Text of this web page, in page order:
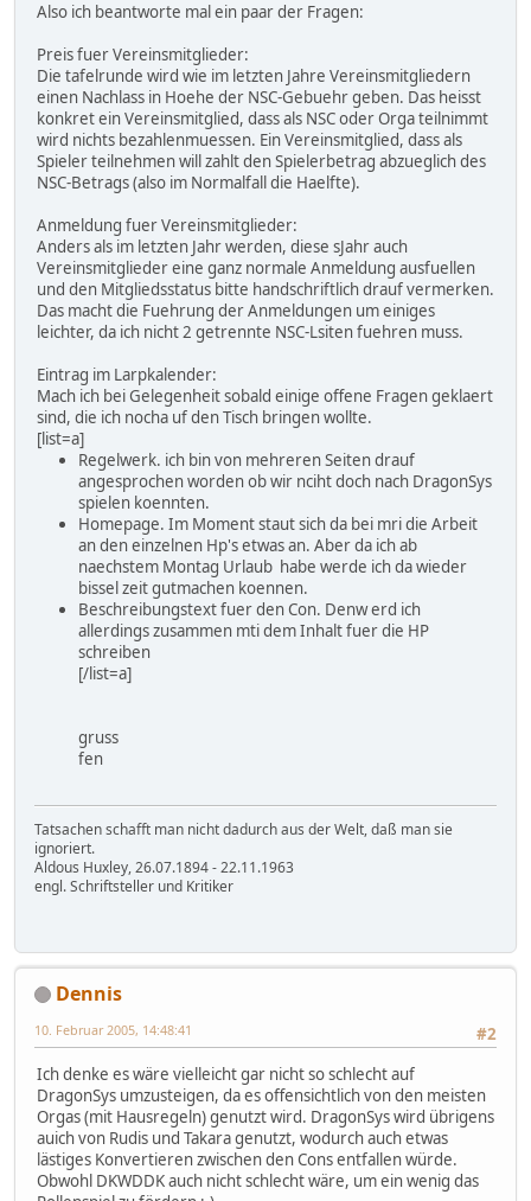
Also ich beantworte mal ein paar der Fragen:
Preis fuer Vereinsmitglieder:
Die tafelrunde wird wie im letzten Jahre Vereinsmitgliedern
einen Nachlass in Hoehe der NSC-Gebuehr geben. Das heisst
konkret ein Vereinsmitglied, dass als NSC oder Orga teilnimmt
wird nichts bezahlenmuessen. Ein Vereinsmitglied, dass als
Spieler teilnehmen will zahlt den Spielerbetrag abzueglich des
NSC-Betrags (also im Normalfall die Haelfte).
Anmeldung fuer Vereinsmitglieder:
Anders als im letzten Jahr werden, diese sJahr auch
Vereinsmitglieder eine ganz normale Anmeldung ausfuellen
und den Mitgliedsstatus bitte handschriftlich drauf vermerken.
Das macht die Fuehrung der Anmeldungen um einiges
leichter, da ich nicht 2 getrennte NSC-Lsiten fuehren muss.
Eintrag im Larpkalender:
Mach ich bei Gelegenheit sobald einige offene Fragen geklaert
sind, die ich nocha uf den Tisch bringen wollte.
[list=a]
Regelwerk. ich bin von mehreren Seiten drauf
angesprochen worden ob wir nciht doch nach DragonSys
spielen koennten.
Homepage. Im Moment staut sich da bei mri die Arbeit
an den einzelnen Hp's etwas an. Aber da ich ab
naechstem Montag Urlaub habe werde ich da wieder
bissel zeit gutmachen koennen.
Beschreibungstext fuer den Con. Denw erd ich
allerdings zusammen mti dem Inhalt fuer die HP
schreiben
[/list=a]
gruss
fen
Tatsachen schafft man nicht dadurch aus der Welt, daß man sie
ignoriert.
Aldous Huxley, 26.07.1894 - 22.11.1963
engl. Schriftsteller und Kritiker
Dennis
#2
10. Februar 2005, 14:48:41
Ich denke es wäre vielleicht gar nicht so schlecht auf
DragonSys umzusteigen, da es offensichtlich von den meisten
Orgas (mit Hausregeln) genutzt wird. DragonSys wird übrigens
auich von Rudis und Takara genutzt, wodurch auch etwas
lästiges Konvertieren zwischen den Cons entfallen würde.
Obwohl DKWDDK auch nicht schlecht wäre, um ein wenig das